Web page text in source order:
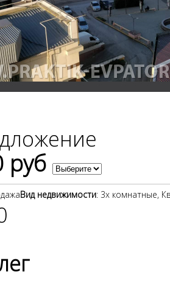
руб
Вид недвижимости: 3х комнатные,